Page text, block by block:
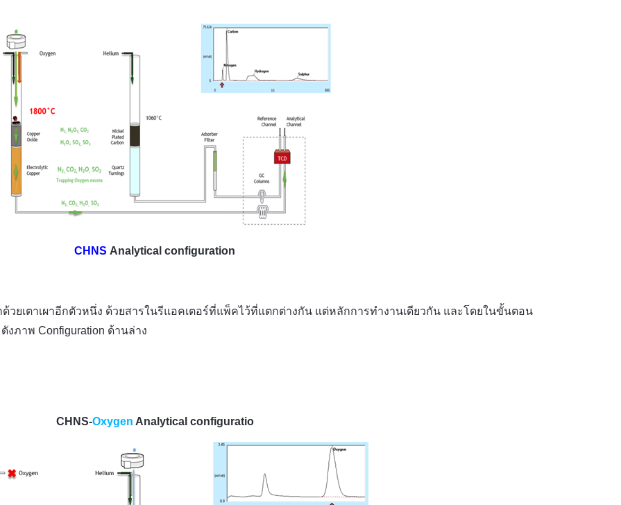
CHNS Analytical configuration
วยเตาเผาอีกตัวหนึ่ง ด้วยสารในรีแอคเตอร์ที่แพ็คไว้ที่แตกต่างกัน แต่หลักการทำงานเดียวกัน และโดยในขั้นตอน
งภาพ Configuration ด้านล่าง
CHNS-Oxygen Analytical configuratio